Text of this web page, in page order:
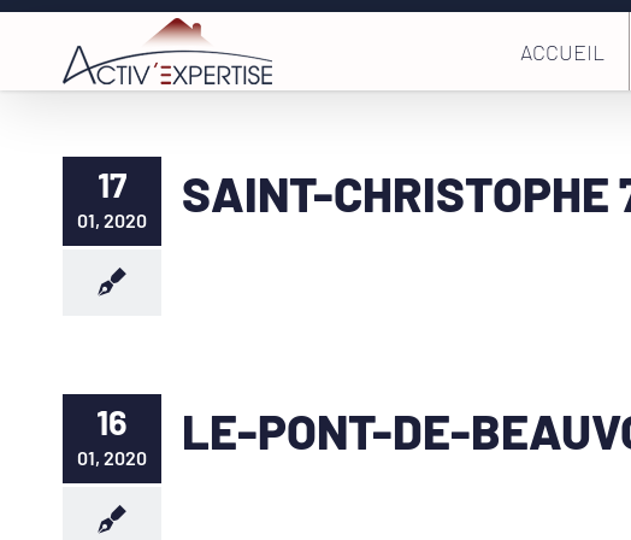
Passer
contenu
ACCUEIL
17
01, 2020 SAINT-CHRISTOPHE
16
01, 2020 LE-PONT-DE-